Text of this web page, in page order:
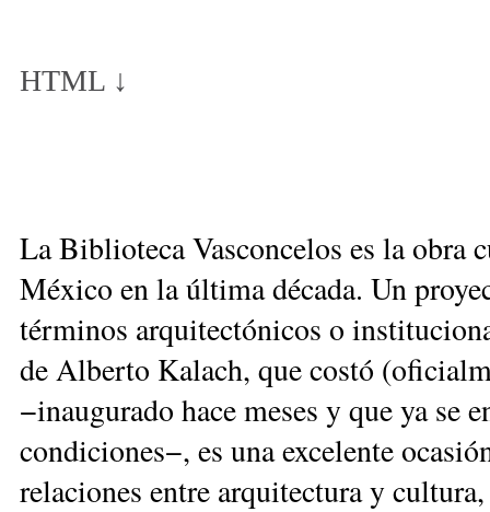
HTML ↓
La Biblioteca Vasconcelos es la obra
México en la última década. Un
términos arquitectónicos o
de Alberto Kalach, que costó
−inaugurado hace meses y que ya se
condiciones−, es una excelente
relaciones entre arquitectura y